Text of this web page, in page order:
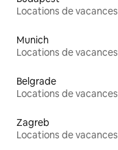
Locations de vacances
Munich
Locations de vacances
Belgrade
Locations de vacances
Zagreb
Locations de vacances